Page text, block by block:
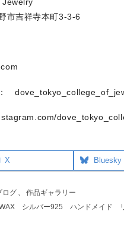
市吉祥寺本町3-3-6
X Bluesky
ログ 作品ギャラリー
シルバー925 ハンドメイド